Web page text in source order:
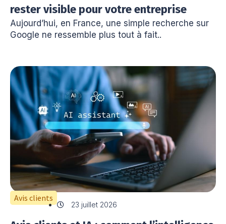
rester visible pour votre entreprise
Aujourd’hui, en France, une simple recherche sur
Google ne ressemble plus tout à fait..
Avis clients
23 juillet 2026